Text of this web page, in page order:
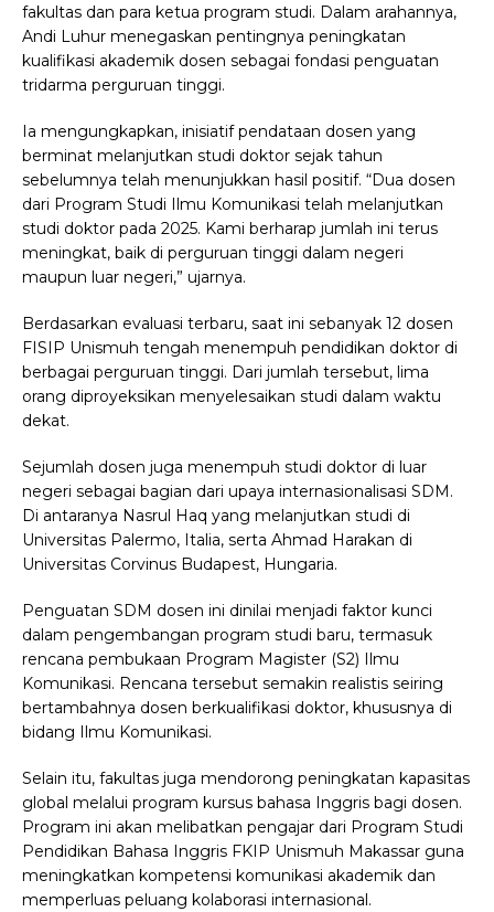
fakultas dan para ketua program studi. Dalam arahannya,
Andi Luhur menegaskan pentingnya peningkatan
kualifikasi akademik dosen sebagai fondasi penguatan
tridarma perguruan tinggi.
Ia mengungkapkan, inisiatif pendataan dosen yang
berminat melanjutkan studi doktor sejak tahun
sebelumnya telah menunjukkan hasil positif. “Dua dosen
dari Program Studi Ilmu Komunikasi telah melanjutkan
studi doktor pada 2025. Kami berharap jumlah ini terus
meningkat, baik di perguruan tinggi dalam negeri
maupun luar negeri,” ujarnya.
Berdasarkan evaluasi terbaru, saat ini sebanyak 12 dosen
FISIP Unismuh tengah menempuh pendidikan doktor di
berbagai perguruan tinggi. Dari jumlah tersebut, lima
orang diproyeksikan menyelesaikan studi dalam waktu
dekat.
Sejumlah dosen juga menempuh studi doktor di luar
negeri sebagai bagian dari upaya internasionalisasi SDM.
Di antaranya Nasrul Haq yang melanjutkan studi di
Universitas Palermo, Italia, serta Ahmad Harakan di
Universitas Corvinus Budapest, Hungaria.
Penguatan SDM dosen ini dinilai menjadi faktor kunci
dalam pengembangan program studi baru, termasuk
rencana pembukaan Program Magister (S2) Ilmu
Komunikasi. Rencana tersebut semakin realistis seiring
bertambahnya dosen berkualifikasi doktor, khususnya di
bidang Ilmu Komunikasi.
Selain itu, fakultas juga mendorong peningkatan kapasitas
global melalui program kursus bahasa Inggris bagi dosen.
Program ini akan melibatkan pengajar dari Program Studi
Pendidikan Bahasa Inggris FKIP Unismuh Makassar guna
meningkatkan kompetensi komunikasi akademik dan
memperluas peluang kolaborasi internasional.